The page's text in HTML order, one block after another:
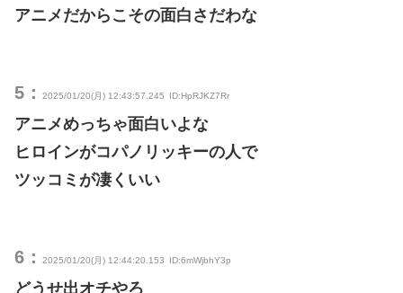
アニメだからこその面白さだわな
5： 2025/01/20(月) 12:43:57.245 ID:HpRJKZ7Rr
アニメめっちゃ面白いよな
ヒロインがコパノリッキーの人で
ツッコミが凄くいい
6： 2025/01/20(月) 12:44:20.153 ID:6mWjbhY3p
どうせ出オチやろ